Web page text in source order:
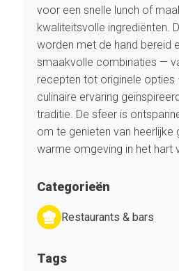
voor een snelle lunch of
kwaliteitsvolle ingrediënten.
worden met de hand bereid
smaakvolle combinaties —
recepten tot originele opties
culinaire ervaring
traditie. De sfeer is
om te genieten van heerlijke
warme omgeving in het hart
Categorieën
Restaurants & bars
Tags